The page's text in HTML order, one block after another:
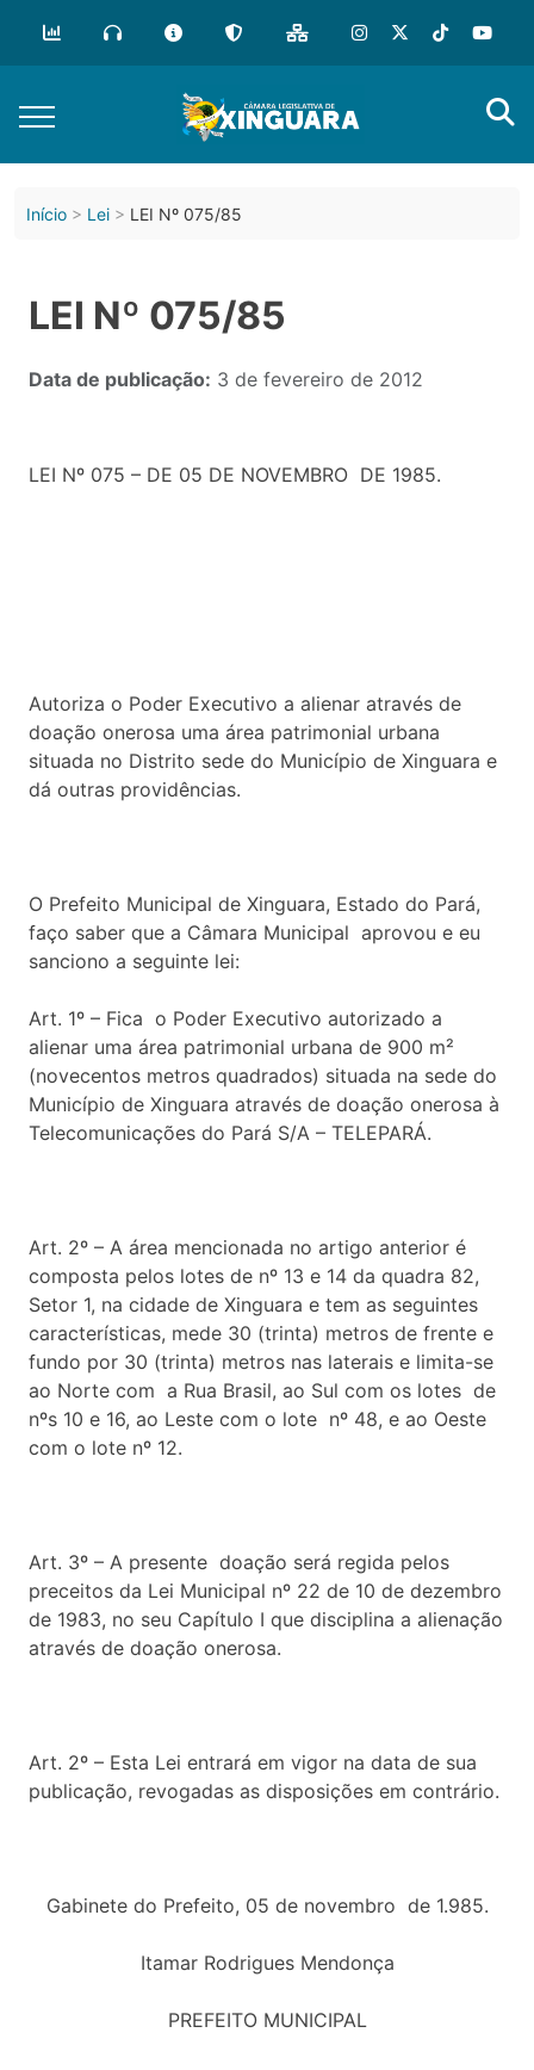
Início Lei LEI Nº 075/85
LEI Nº 075/85
Data de publicação: 3 de fevereiro de 2012
LEI Nº 075 – DE 05 DE NOVEMBRO DE 1985.
Autoriza o Poder Executivo a alienar através de
doação onerosa uma área patrimonial urbana
situada no Distrito sede do Município de Xinguara e
dá outras providências.
O Prefeito Municipal de Xinguara, Estado do Pará,
faço saber que a Câmara Municipal aprovou e eu
sanciono a seguinte lei:
Art. 1º – Fica o Poder Executivo autorizado a
alienar uma área patrimonial urbana de 900 m²
(novecentos metros quadrados) situada na sede do
Município de Xinguara através de doação onerosa à
Telecomunicações do Pará S/A – TELEPARÁ.
Art. 2º – A área mencionada no artigo anterior é
composta pelos lotes de nº 13 e 14 da quadra 82,
Setor 1, na cidade de Xinguara e tem as seguintes
características, mede 30 (trinta) metros de frente e
fundo por 30 (trinta) metros nas laterais e limita-se
ao Norte com a Rua Brasil, ao Sul com os lotes de
nºs 10 e 16, ao Leste com o lote nº 48, e ao Oeste
com o lote nº 12.
Art. 3º – A presente doação será regida pelos
preceitos da Lei Municipal nº 22 de 10 de dezembro
de 1983, no seu Capítulo I que disciplina a alienação
através de doação onerosa.
Art. 2º – Esta Lei entrará em vigor na data de sua
publicação, revogadas as disposições em contrário.
Gabinete do Prefeito, 05 de novembro de 1.985.
Itamar Rodrigues Mendonça
PREFEITO MUNICIPAL